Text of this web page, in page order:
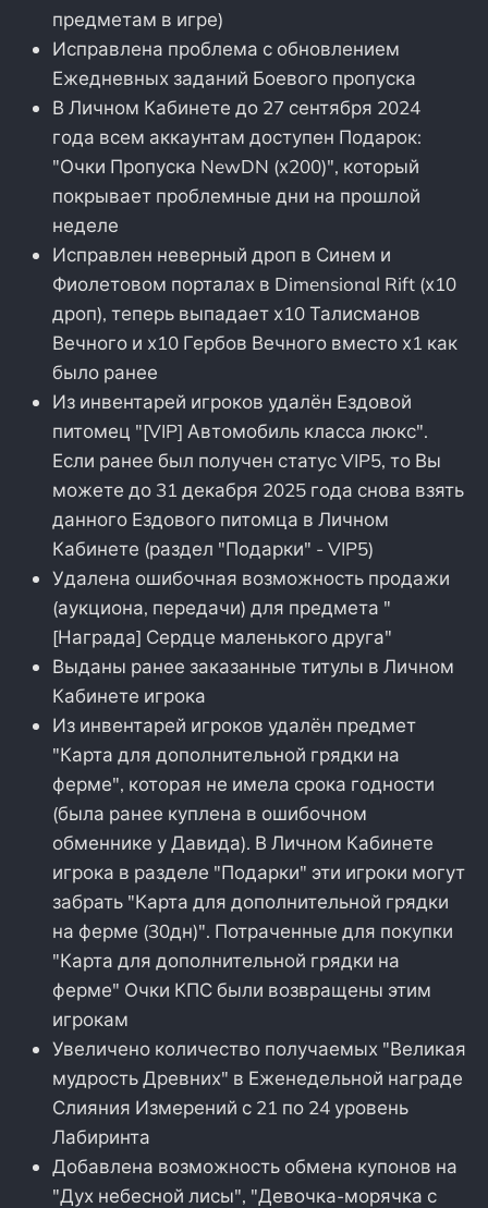
предметам в игре)
Исправлена проблема с обновлением
Ежедневных заданий Боевого пропуска
В Личном Кабинете до 27 сентября 2024
года всем аккаунтам доступен Подарок:
"Очки Пропуска NewDN (х200)", который
покрывает проблемные дни на прошлой
неделе
Исправлен неверный дроп в Синем и
Фиолетовом порталах в Dimensional Rift (х10
дроп), теперь выпадает х10 Талисманов
Вечного и х10 Гербов Вечного вместо х1 как
было ранее
Из инвентарей игроков удалён Ездовой
питомец "[VIP] Автомобиль класса люкс".
Если ранее был получен статус VIP5, то Вы
можете до 31 декабря 2025 года снова взять
данного Ездового питомца в Личном
Кабинете (раздел "Подарки" - VIP5)
Удалена ошибочная возможность продажи
(аукциона, передачи) для предмета "
[Награда] Сердце маленького друга"
Выданы ранее заказанные титулы в Личном
Кабинете игрока
Из инвентарей игроков удалён предмет
"Карта для дополнительной грядки на
ферме", которая не имела срока годности
(была ранее куплена в ошибочном
обменнике у Давида). В Личном Кабинете
игрока в разделе "Подарки" эти игроки могут
забрать "Карта для дополнительной грядки
на ферме (30дн)". Потраченные для покупки
"Карта для дополнительной грядки на
ферме" Очки КПС были возвращены этим
игрокам
Увеличено количество получаемых "Великая
мудрость Древних" в Еженедельной награде
Слияния Измерений с 21 по 24 уровень
Лабиринта
Добавлена возможность обмена купонов на
"Дух небесной лисы", "Девочка-морячка с